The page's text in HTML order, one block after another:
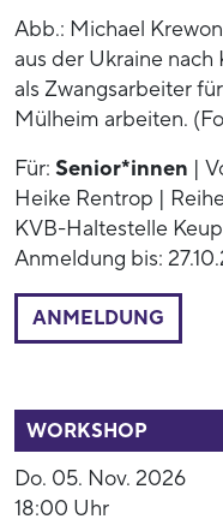
Abb.: Michael
aus der Ukraine
als Zwangsarbeiter
Mülheim arbeiten.
Für: Senior*innen |
Heike Rentrop |
KVB-Haltestelle
Anmeldung bis:
ANMELDUNG
WORKSHOP
Do. 05. Nov. 2026
18:00 Uhr